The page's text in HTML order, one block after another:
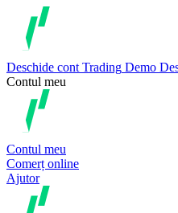
Deschide cont Trading Demo
Contul meu
Contul meu
Comerț online
Ajutor